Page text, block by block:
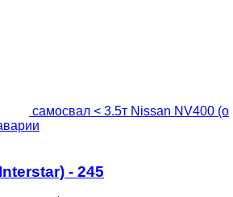
самосвал < 3.5т Nissan NV400 (o
- 245